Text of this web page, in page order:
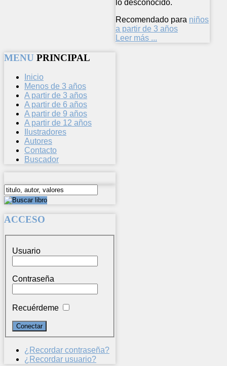
lo desconocido.
Recomendado para niños
a partir de 3 años
Leer más ...
MENU PRINCIPAL
Inicio
Menos de 3 años
A partir de 3 años
A partir de 6 años
A partir de 9 años
A partir de 12 años
Ilustradores
Autores
Contacto
Buscador
ACCESO
Usuario
Contraseña
Recuérdeme
¿Recordar contraseña?
¿Recordar usuario?